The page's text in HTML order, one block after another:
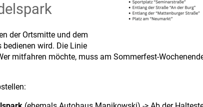
der Ortsmitte und dem
wird. Die Linie
mitfahren möchte, muss am Sommerfest-